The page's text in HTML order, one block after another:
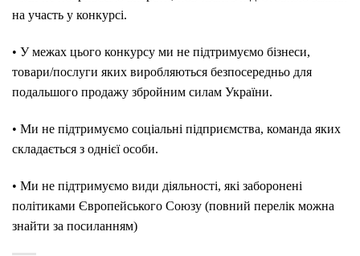
на участь у конкурсі.
• У межах цього конкурсу ми не підтримуємо бізнеси,
товари/послуги яких виробляються безпосередньо для
подальшого продажу збройним силам України.
• Ми не підтримуємо соціальні підприємства, команда яких
складається з однієї особи.
• Ми не підтримуємо види діяльності, які заборонені
політиками Європейського Союзу (повний перелік можна
знайти за посиланням)